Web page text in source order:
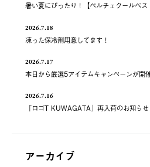
暑い夏にぴったり！【ペルチェクールベス
2026.7.18
凍った保冷剤用意してます！
2026.7.17
本日から厳選5アイテムキャンペーンが開
2026.7.16
「ロゴT KUWAGATA」再入荷のお知らせ
アーカイブ